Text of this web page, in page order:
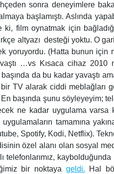
sonra deneyimlere
başlamıştı. Aslında
ki, film oynatmak için
altyazı desteği yoktu. O
yoruyordu. (Hatta bunun için
…vs Kısaca cihaz 2010
başında da bu kadar yavaştı
TV alarak ciddi meblağları
En başında şunu söyleyeyim;
ne kadar uygulama varsa
uygulamaların tamamına
Spotify, Kodi, Netflix).
özel alanı olan sosyal
telefonlarımız,
bir noktaya geldi. Hal